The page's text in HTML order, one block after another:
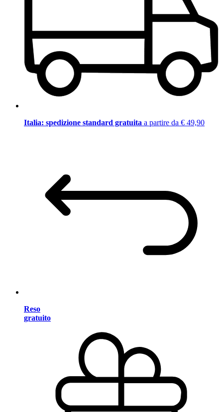
Italia: spedizione standard gratuita a partire da € 49,90
Reso
gratuito